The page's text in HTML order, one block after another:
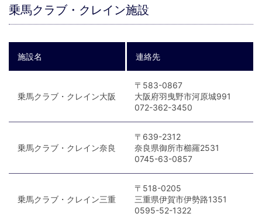
乗馬クラブ・クレイン施設
施設名 連絡先
乗馬クラブ・クレイン大阪
〒583-0867
大阪府羽曳野市河原城991
072-362-3450
乗馬クラブ・クレイン奈良
〒639-2312
奈良県御所市櫛羅2531
0745-63-0857
乗馬クラブ・クレイン三重
〒518-0205
三重県伊賀市伊勢路1351
0595-52-1322